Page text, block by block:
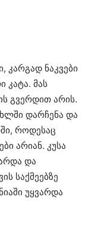
კარგად ნაკვები
კატა. მას
გვერდით არის.
დარჩენა და
როდესაც
არიან. კუსა
და
საქმეებზე
უყვარდა